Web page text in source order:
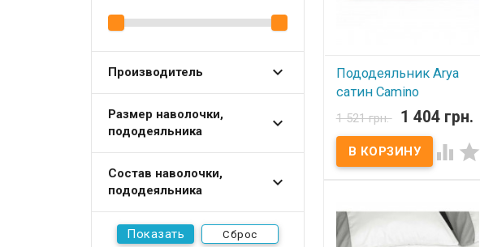
Производитель
Размер наволочки,
пододеяльника
Состав наволочки,
пододеяльника
Сброс
Пододеяльник Arya
сатин Camino
персиковый 160х220
В наличии
160х220 см. Состав: 100%
хлопок, сатин. Упаковка:
ПВХ. Производитель: Arya
(Турция).
1 521 грн. 1 404 грн.
 